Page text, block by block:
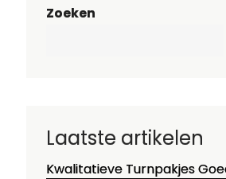
Zoeken
Laatste artikelen
Kwalitatieve Turnpakjes